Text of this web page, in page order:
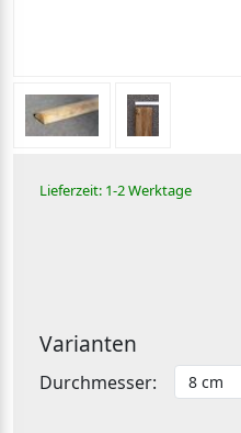
Lieferzeit: 1-2 Werktage
Varianten
Durchmesser: